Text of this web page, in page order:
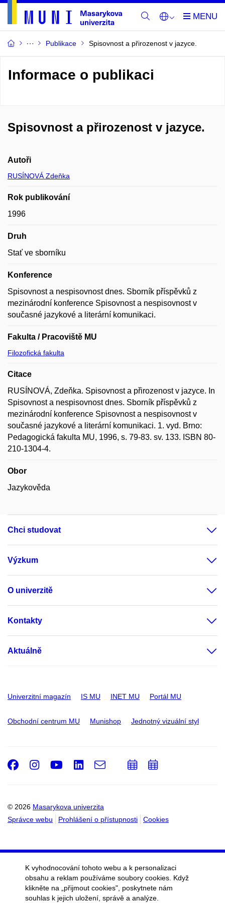
Publikace Spisovnost a přirozenost v jazyce.
Informace o publikaci
Spisovnost a přirozenost v jazyce.
Autoři
RUSÍNOVÁ Zdeňka
Rok publikování
1996
Druh
Stať ve sborníku
Konference
Spisovnost a nespisovnost dnes. Sborník příspěvků z
mezinárodní konference Spisovnost a nespisovnost v
současné jazykové a literární komunikaci.
Fakulta / Pracoviště MU
Filozofická fakulta
Citace
RUSÍNOVÁ, Zdeňka. Spisovnost a přirozenost v jazyce. In
Spisovnost a nespisovnost dnes. Sborník příspěvků z
mezinárodní konference Spisovnost a nespisovnost v
současné jazykové a literární komunikaci. 1. vyd. Brno:
Pedagogická fakulta MU, 1996, s. 79-83. sv. 133. ISBN 80-
210-1304-4.
Obor
Jazykověda
Chci studovat
Výzkum
O univerzitě
Kontakty
Aktuálně
Univerzitní magazín IS MU INET MU Portál MU
Obchodní centrum MU Munishop Jednotný vizuální styl
© 2026 Masarykova univerzita
Správce webu
Prohlášení o přístupnosti Cookies
Facebook
Instagram
Youtube
LinkedIn
e-
PřidatPřidat
K vyhodnocování tohoto webu a k personalizaci
obsahu a reklam používáme soubory cookies. Když
klikněte na „přijmout cookies", poskytnete nám
souhlas k jejich uložení, správě a analýze.